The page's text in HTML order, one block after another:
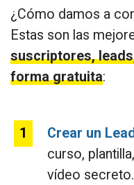
¿Cómo damos a
Estas son las
suscriptores,
forma gratuita:
Crear un
curso,
vídeo